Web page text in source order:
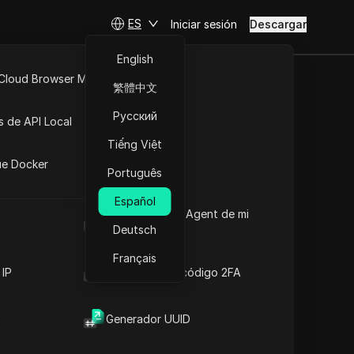
Cuál es el User Agent de mi
navegador
Generador de código 2FA
Generador UUID
Browser MCP
de API Local
Docker
ES
English
繁體中文
Русский
Tiếng Việt
Português
Español
Deutsch
Français
Iniciar sesión Descargar
en